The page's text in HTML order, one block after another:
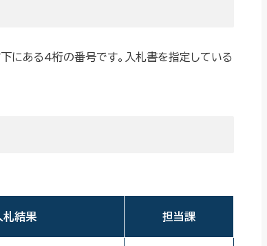
にある4桁の番号です。入札書を指定している
札結果 担当課